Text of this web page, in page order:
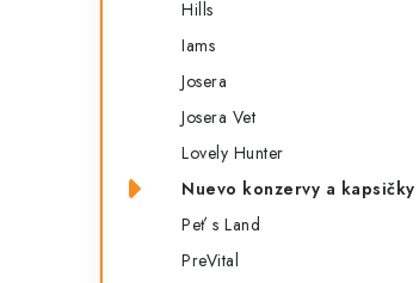
Hills
Iams
Josera
Josera Vet
Lovely Hunter
Nuevo konzervy a kapsičky
Peť s Land
PreVital